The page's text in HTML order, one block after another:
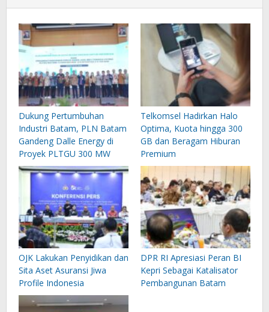
Dukung Pertumbuhan
Industri Batam, PLN Batam
Gandeng Dalle Energy di
Proyek PLTGU 300 MW
Telkomsel Hadirkan Halo
Optima, Kuota hingga 300
GB dan Beragam Hiburan
Premium
OJK Lakukan Penyidikan dan
Sita Aset Asuransi Jiwa
Profile Indonesia
DPR RI Apresiasi Peran BI
Kepri Sebagai Katalisator
Pembangunan Batam